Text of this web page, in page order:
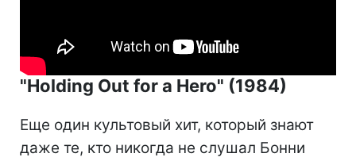
"Holding Out for a Hero" (1984)
Еще один культовый хит, который знают
даже те, кто никогда не слушал Бонни